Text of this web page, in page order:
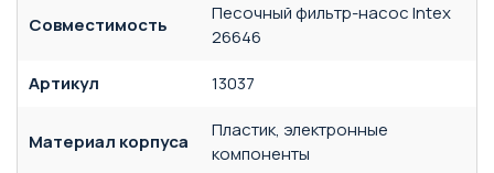
Совместимость
Песочный фильтр-насос Intex
26646
Артикул
13037
Материал корпуса
Пластик, электронные
компоненты